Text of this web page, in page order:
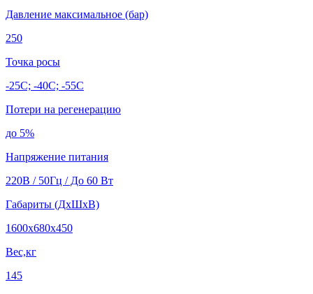
Давление максимальное (бар)
250
Точка росы
-25C; -40C; -55C
Потери на регенерацию
до 5%
Напряжение питания
220В / 50Гц / До 60 Вт
Габариты (ДхШхВ)
1600х680х450
Вес,кг
145